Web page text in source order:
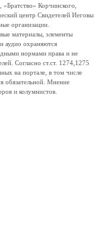
Корчинского,
центр Свидетелей Иеговы
организации.
материалы, элементы
аудио охраняются
нормами права и не
Согласно ст.ст. 1274,1275
на портале, в том числе
обязательной. Мнение
и колумнистов.